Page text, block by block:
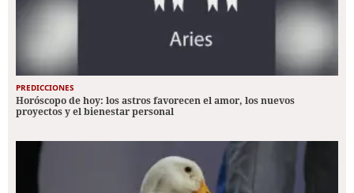
PREDICCIONES
Horóscopo de hoy: los astros favorecen el amor, los nuevos
proyectos y el bienestar personal